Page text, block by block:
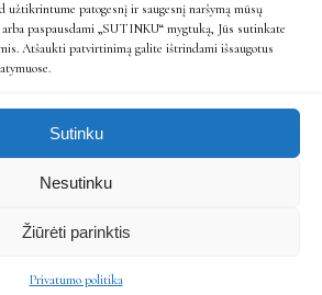
užtikrintume patogesnį ir saugesnį naršymą mūsų
paspausdami „SUTINKU“ mygtuką, Jūs sutinkate
Atšaukti patvirtinimą galite ištrindami išsaugotus
Sutinku
Nesutinku
Žiūrėti parinktis
Privatumo politika